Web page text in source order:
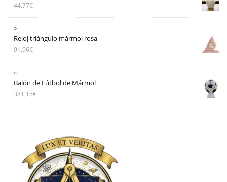
44,77€
Reloj triángulo mármol rosa
91,96€
Balón de Fútbol de Mármol
381,15€